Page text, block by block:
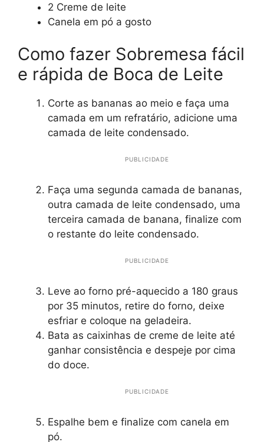
2 Creme de leite
Canela em pó a gosto
Como fazer Sobremesa fácil
e rápida de Boca de Leite
Corte as bananas ao meio e faça uma
camada em um refratário, adicione uma
camada de leite condensado.
PUBLICIDADE
Faça uma segunda camada de bananas,
outra camada de leite condensado, uma
terceira camada de banana, finalize com
o restante do leite condensado.
PUBLICIDADE
Leve ao forno pré-aquecido a 180 graus
por 35 minutos, retire do forno, deixe
esfriar e coloque na geladeira.
Bata as caixinhas de creme de leite até
ganhar consistência e despeje por cima
do doce.
PUBLICIDADE
Espalhe bem e finalize com canela em
pó.